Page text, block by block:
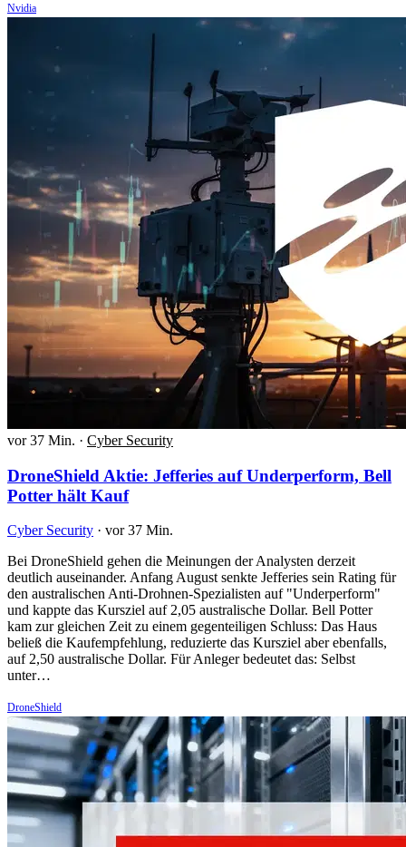
Nvidia
vor 37 Min. · Cyber Security
DroneShield Aktie: Jefferies auf Underperform, Bell
Potter hält Kauf
Cyber Security · vor 37 Min.
Bei DroneShield gehen die Meinungen der Analysten derzeit
deutlich auseinander. Anfang August senkte Jefferies sein Rating für
den australischen Anti-Drohnen-Spezialisten auf "Underperform"
und kappte das Kursziel auf 2,05 australische Dollar. Bell Potter
kam zur gleichen Zeit zu einem gegenteiligen Schluss: Das Haus
beließ die Kaufempfehlung, reduzierte das Kursziel aber ebenfalls,
auf 2,50 australische Dollar. Für Anleger bedeutet das: Selbst
unter…
DroneShield